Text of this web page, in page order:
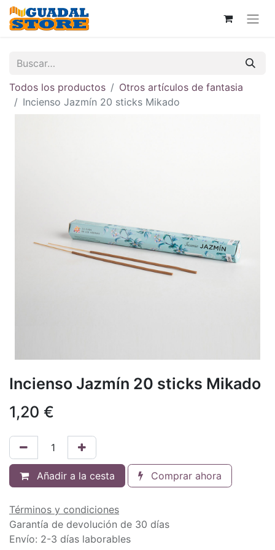
Todos los productos
Otros artículos de fantasia
Incienso Jazmín 20 sticks Mikado
Incienso Jazmín 20 sticks Mikado
1,20 €
Añadir a la cesta Comprar ahora
Términos y condiciones
Garantía de devolución de 30 días
Envío: 2-3 días laborables